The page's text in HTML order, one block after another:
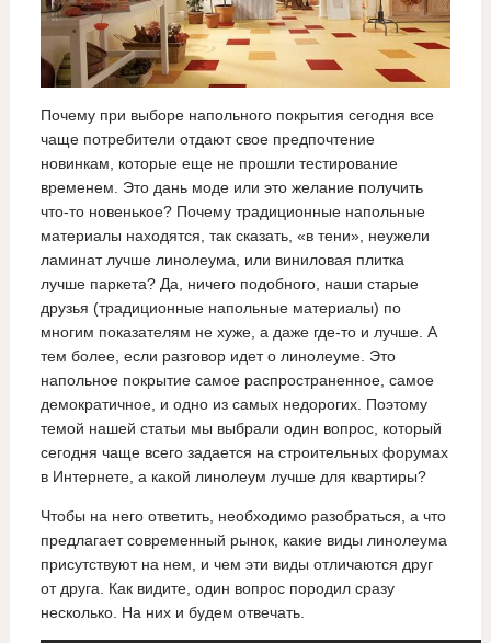
Почему при выборе напольного покрытия сегодня все
чаще потребители отдают свое предпочтение
новинкам, которые еще не прошли тестирование
временем. Это дань моде или это желание получить
что-то новенькое? Почему традиционные напольные
материалы находятся, так сказать, «в тени», неужели
ламинат лучше линолеума, или виниловая плитка
лучше паркета? Да, ничего подобного, наши старые
друзья (традиционные напольные материалы) по
многим показателям не хуже, а даже где-то и лучше. А
тем более, если разговор идет о линолеуме. Это
напольное покрытие самое распространенное, самое
демократичное, и одно из самых недорогих. Поэтому
темой нашей статьи мы выбрали один вопрос, который
сегодня чаще всего задается на строительных форумах
в Интернете, а какой линолеум лучше для квартиры?
Чтобы на него ответить, необходимо разобраться, а что
предлагает современный рынок, какие виды линолеума
присутствуют на нем, и чем эти виды отличаются друг
от друга. Как видите, один вопрос породил сразу
несколько. На них и будем отвечать.